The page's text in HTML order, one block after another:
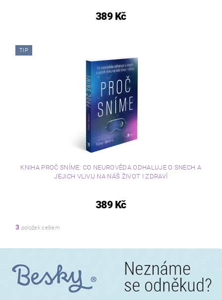
389 Kč
TIP
KNIHA PROČ SNÍME: CO NEUROVĚDA ODHALUJE O SNECH A
JEJICH VLIVU NA NÁŠ ŽIVOT I ZDRAVÍ
389 Kč
3 položek celkem